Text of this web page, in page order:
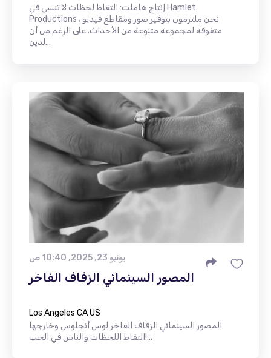
إنتاج هاملت: التقاط لحظات لا تنسى في Hamlet
Productions ، نحن ملتزمون بتوفير صور ومقاطع فيديو
متفوقة لمجموعة متنوعة من الأحداث. على الرغم من أن
لدين...
يونيو 23, 2025, 10:40 ص
المصور السينمائي الزفاف الفاخر
Los Angeles CA US
المصور السينمائي الزفاف الفاخر لوس أنجلوس وخارجها
التقاط اللحظات والناس في الحب!...